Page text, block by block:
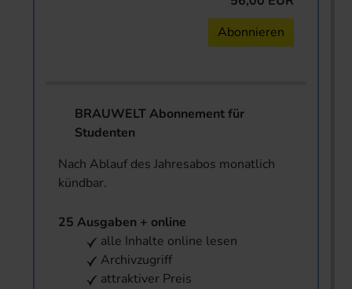
Abonnieren
BRAUWELT Abonnement für
Studenten
Nach Ablauf des Jahresabos monatlich
kündbar.
25 Ausgaben + online
alle Inhalte online lesen
Archivzugriff
attraktiver Preis